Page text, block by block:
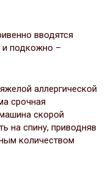
вводятся
и подкожно –
аллергической
срочная
скорой
на спину, приводняв
количеством